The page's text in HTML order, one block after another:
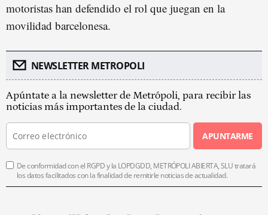
motoristas han defendido el rol que juegan en la
movilidad barcelonesa.
NEWSLETTER METROPOLI
Apúntate a la newsletter de Metrópoli, para recibir las
noticias más importantes de la ciudad.
APUNTARME
De conformidad con el RGPD y la LOPDGDD, METRÓPOLI ABIERTA, SLU tratará
los datos facilitados con la finalidad de remitirle noticias de actualidad.